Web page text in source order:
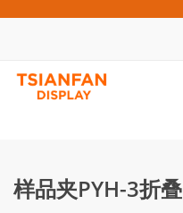
样品夹PYH-3折叠